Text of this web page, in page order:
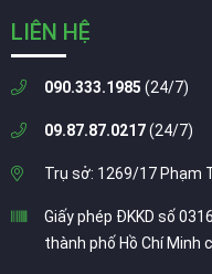
LIÊN HỆ
090.333.1985 (24/7)
09.87.87.0217(24/7)
Trụ sở: 1269/17 Phạm
Giấy phép ĐKKD số
thành phố Hồ Chí Minh